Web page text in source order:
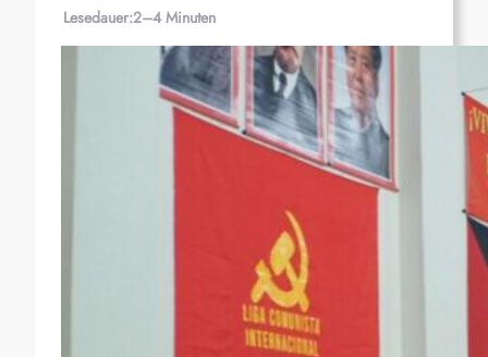
Lesedauer:2–4 Minuten